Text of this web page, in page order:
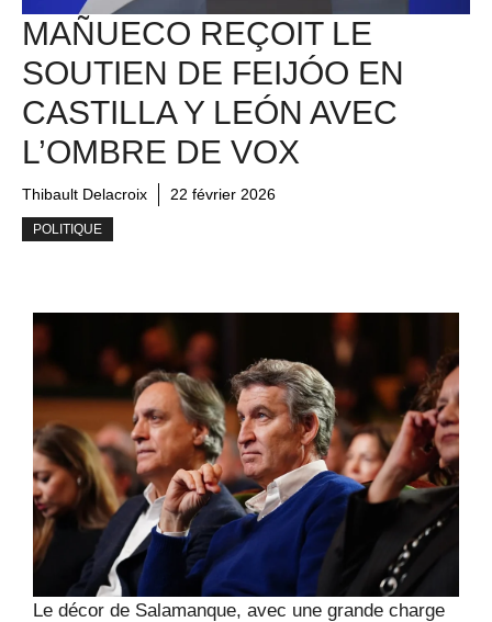
MAÑUECO REÇOIT LE
SOUTIEN DE FEIJÓO EN
CASTILLA Y LEÓN AVEC
L’OMBRE DE VOX
Thibault Delacroix 22 février 2026
POLITIQUE
Le décor de Salamanque, avec une grande charge